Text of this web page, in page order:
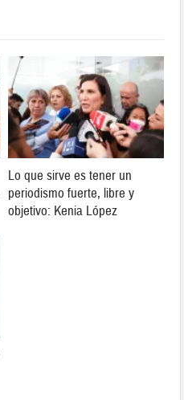
Lo que sirve es tener un
periodismo fuerte, libre y
objetivo: Kenia López